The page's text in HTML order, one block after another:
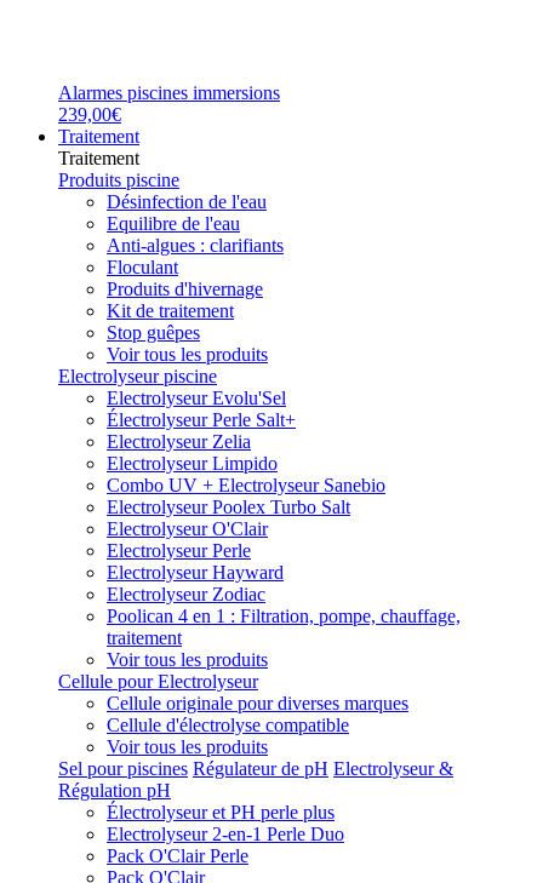
Alarmes piscines immersions
239,00€
Traitement
Traitement
Produits piscine
Désinfection de l'eau
Equilibre de l'eau
Anti-algues : clarifiants
Floculant
Produits d'hivernage
Kit de traitement
Stop guêpes
Voir tous les produits
Electrolyseur piscine
Electrolyseur Evolu'Sel
Électrolyseur Perle Salt+
Electrolyseur Zelia
Electrolyseur Limpido
Combo UV + Electrolyseur Sanebio
Electrolyseur Poolex Turbo Salt
Electrolyseur O'Clair
Electrolyseur Perle
Electrolyseur Hayward
Electrolyseur Zodiac
Poolican 4 en 1 : Filtration, pompe, chauffage,
traitement
Voir tous les produits
Cellule pour Electrolyseur
Cellule originale pour diverses marques
Cellule d'électrolyse compatible
Voir tous les produits
Sel pour piscines Régulateur de pH Electrolyseur &
Régulation pH
Électrolyseur et PH perle plus
Electrolyseur 2-en-1 Perle Duo
Pack O'Clair Perle
Pack O'Clair